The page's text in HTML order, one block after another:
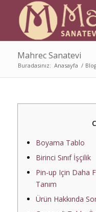
Mahrec Sanatevi
Buradasınız: Anasayfa /
Boyama Tablo
Birinci Sınıf İşçilik
Pin-up Için Daha
Tanım
Ürün Hakkında